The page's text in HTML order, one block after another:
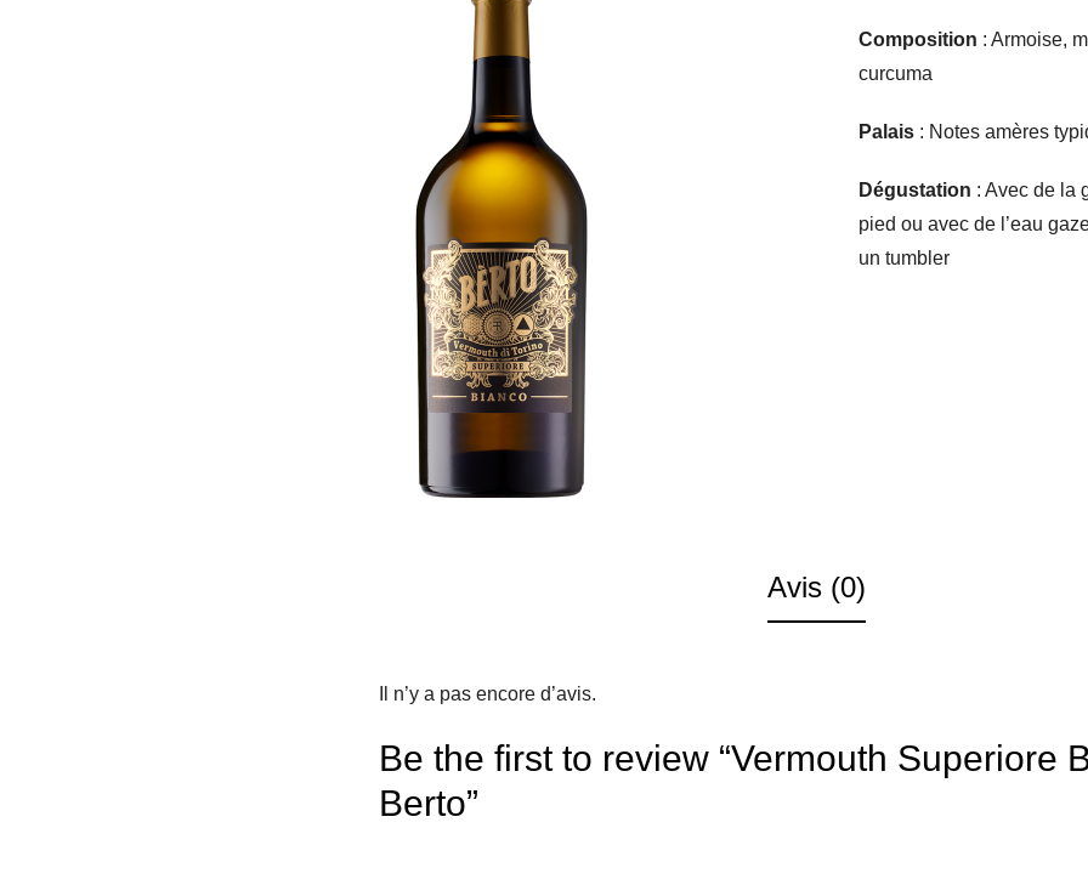
Composition : Armoise,
curcuma
Palais : Notes amères
Dégustation : Avec de la
pied ou avec de l’eau
un tumbler
Avis (0)
Il n’y a pas encore d’avis.
Be the first to review “Vermouth Superiore
Berto”